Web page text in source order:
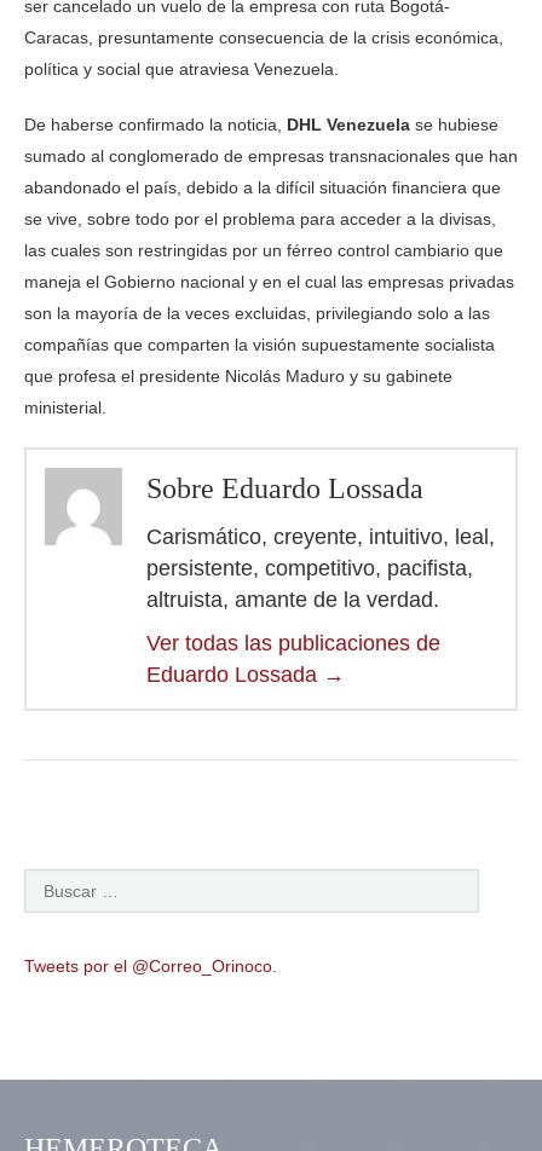
ser cancelado un vuelo de la empresa con ruta Bogotá-
Caracas, presuntamente consecuencia de la crisis económica,
política y social que atraviesa Venezuela.
De haberse confirmado la noticia, DHL Venezuela se hubiese
sumado al conglomerado de empresas transnacionales que han
abandonado el país, debido a la difícil situación financiera que
se vive, sobre todo por el problema para acceder a la divisas,
las cuales son restringidas por un férreo control cambiario que
maneja el Gobierno nacional y en el cual las empresas privadas
son la mayoría de la veces excluidas, privilegiando solo a las
compañías que comparten la visión supuestamente socialista
que profesa el presidente Nicolás Maduro y su gabinete
ministerial.
Sobre Eduardo Lossada
Carismático, creyente, intuitivo, leal,
persistente, competitivo, pacifista,
altruista, amante de la verdad.
Ver todas las publicaciones de
Eduardo Lossada →
Tweets por el @Correo_Orinoco.